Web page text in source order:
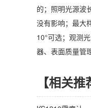
的；照明光源波
没有影响；最大
10°可选；观测
器、表面质量管
【相关推